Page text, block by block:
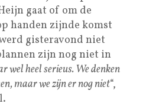
gaat of om de
handen zijnde komst
gisteravond niet
zijn nog niet in
wel heel serieus. We denken
maar we zijn er nog niet“,